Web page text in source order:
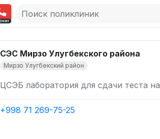
СЭС Мирзо Улугбекского района
Мирзо Улугбекский район
ЦСЭБ лаборатория для сдачи теста на
+998 71 269-75-25